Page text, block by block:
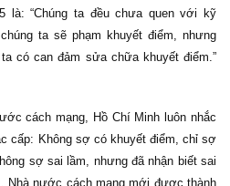
là: “Chúng ta đều chưa quen với kỹ
ta sẽ phạm khuyết điểm, nhưng
có can đảm sửa chữa khuyết điểm.”
cách mạng, Hồ Chí Minh luôn nhắc
cấp: Không sợ có khuyết điểm, chỉ sợ
sợ sai lầm, nhưng đã nhận biết sai
Nhà nước cách mạng mới được thành